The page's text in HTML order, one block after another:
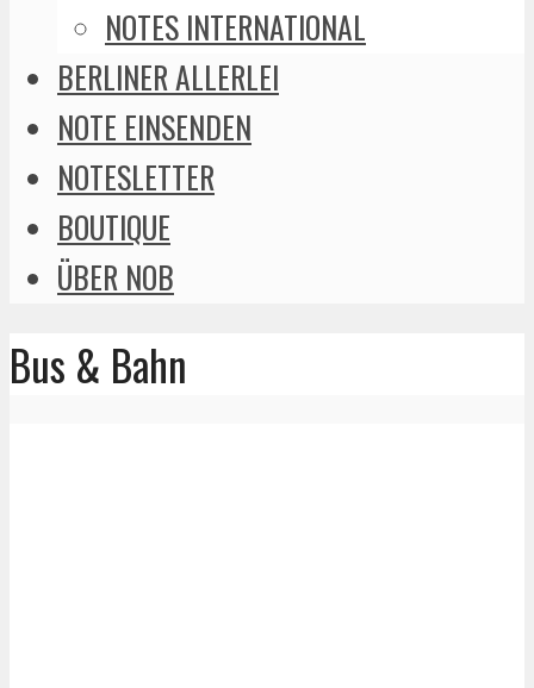
NOTES INTERNATIONAL
BERLINER ALLERLEI
NOTE EINSENDEN
NOTESLETTER
BOUTIQUE
ÜBER NOB
Bus & Bahn